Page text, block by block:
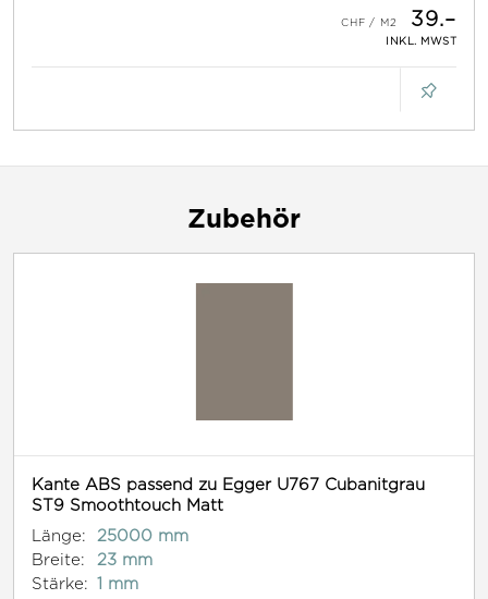
39.–
INKL. MWST
Zubehör
Kante ABS passend zu Egger U767 Cubanitgrau
ST9 Smoothtouch Matt
Länge:
25000 mm
Breite:
23 mm
Stärke: 1 mm